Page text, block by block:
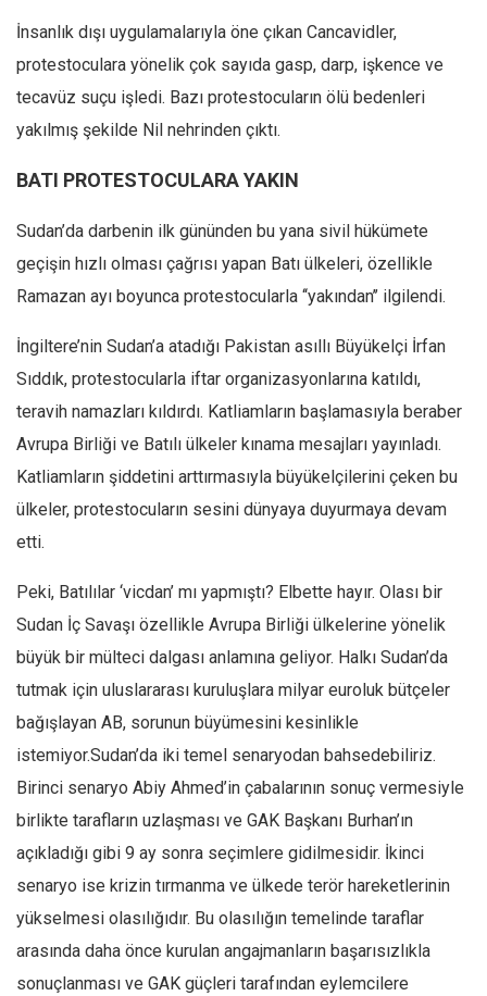
İnsanlık dışı uygulamalarıyla öne çıkan Cancavidler,
protestoculara yönelik çok sayıda gasp, darp, işkence ve
tecavüz suçu işledi. Bazı protestocuların ölü bedenleri
yakılmış şekilde Nil nehrinden çıktı.
BATI PROTESTOCULARA YAKIN
Sudan’da darbenin ilk gününden bu yana sivil hükümete
geçişin hızlı olması çağrısı yapan Batı ülkeleri, özellikle
Ramazan ayı boyunca protestocularla ‘‘yakından’’ ilgilendi.
İngiltere’nin Sudan’a atadığı Pakistan asıllı Büyükelçi İrfan
Sıddık, protestocularla iftar organizasyonlarına katıldı,
teravih namazları kıldırdı. Katliamların başlamasıyla beraber
Avrupa Birliği ve Batılı ülkeler kınama mesajları yayınladı.
Katliamların şiddetini arttırmasıyla büyükelçilerini çeken bu
ülkeler, protestocuların sesini dünyaya duyurmaya devam
etti.
Peki, Batılılar ‘vicdan’ mı yapmıştı? Elbette hayır. Olası bir
Sudan İç Savaşı özellikle Avrupa Birliği ülkelerine yönelik
büyük bir mülteci dalgası anlamına geliyor. Halkı Sudan’da
tutmak için uluslararası kuruluşlara milyar euroluk bütçeler
bağışlayan AB, sorunun büyümesini kesinlikle
istemiyor.Sudan’da iki temel senaryodan bahsedebiliriz.
Birinci senaryo Abiy Ahmed’in çabalarının sonuç vermesiyle
birlikte tarafların uzlaşması ve GAK Başkanı Burhan’ın
açıkladığı gibi 9 ay sonra seçimlere gidilmesidir. İkinci
senaryo ise krizin tırmanma ve ülkede terör hareketlerinin
yükselmesi olasılığıdır. Bu olasılığın temelinde taraflar
arasında daha önce kurulan angajmanların başarısızlıkla
sonuçlanması ve GAK güçleri tarafından eylemcilere